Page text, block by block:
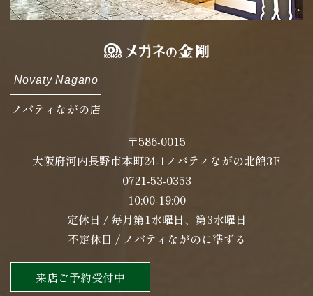
Novaty Nagano
ノバティながの店
〒586-0015
大阪府河内長野市本町24-1ノバティながの北館3F
0721-53-0353
10:00-19:00
定休日 / 毎月第1水曜日、第3水曜日
不定休日 / ノバティながのに準ずる
来店ご予約受付中